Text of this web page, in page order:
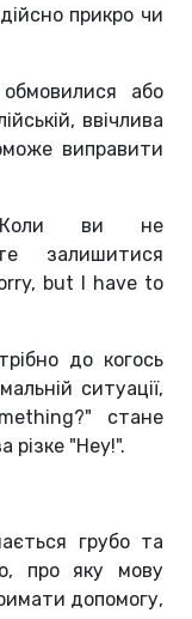
прикро чи
або
ввічлива
виправити
Коли ви не
залишитися
but I have to
до когось
ситуації,
стане
різке "Hey!".
грубо та
про яку мову
допомогу,